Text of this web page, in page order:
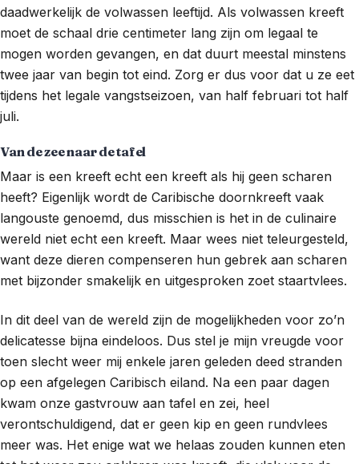
daadwerkelijk de volwassen leeftijd. Als volwassen kreeft
moet de schaal drie centimeter lang zijn om legaal te
mogen worden gevangen, en dat duurt meestal minstens
twee jaar van begin tot eind. Zorg er dus voor dat u ze eet
tijdens het legale vangstseizoen, van half februari tot half
juli.
Van de zee naar de tafel
Maar is een kreeft echt een kreeft als hij geen scharen
heeft? Eigenlijk wordt de Caribische doornkreeft vaak
langouste genoemd, dus misschien is het in de culinaire
wereld niet echt een kreeft. Maar wees niet teleurgesteld,
want deze dieren compenseren hun gebrek aan scharen
met bijzonder smakelijk en uitgesproken zoet staartvlees.
In dit deel van de wereld zijn de mogelijkheden voor zo’n
delicatesse bijna eindeloos. Dus stel je mijn vreugde voor
toen slecht weer mij enkele jaren geleden deed stranden
op een afgelegen Caribisch eiland. Na een paar dagen
kwam onze gastvrouw aan tafel en zei, heel
verontschuldigend, dat er geen kip en geen rundvlees
meer was. Het enige wat we helaas zouden kunnen eten